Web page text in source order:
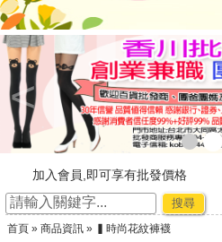
<
加入會員,即可享有批發價格
新官網，購物好輕鬆
☆ ★~廠商合作-專利技術~☆ ★
★★年節出貨公告★★
搜尋
首頁» 商品資訊» ▍時尚花紋褲襪